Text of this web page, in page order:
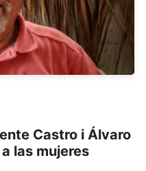
Castro i Álvaro
las mujeres